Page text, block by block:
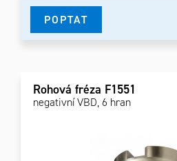
POPTAT
Rohová fréza F1551
negativní VBD, 6 hran